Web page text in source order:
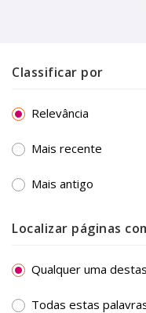
Classificar por
Relevância
Mais recente
Mais antigo
Localizar páginas
Qualquer uma
Todas estas